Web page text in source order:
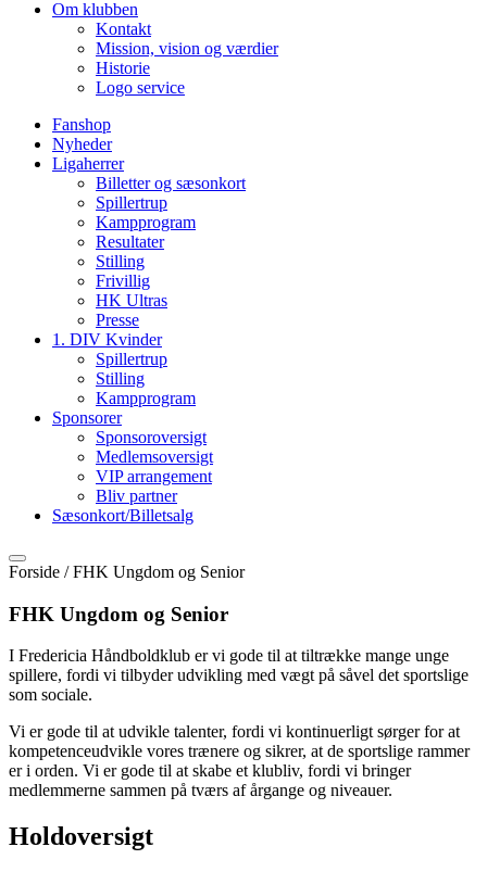
Om klubben
Kontakt
Mission, vision og værdier
Historie
Logo service
Fanshop
Nyheder
Ligaherrer
Billetter og sæsonkort
Spillertrup
Kampprogram
Resultater
Stilling
Frivillig
HK Ultras
Presse
1. DIV Kvinder
Spillertrup
Stilling
Kampprogram
Sponsorer
Sponsoroversigt
Medlemsoversigt
VIP arrangement
Bliv partner
Sæsonkort/Billetsalg
Forside /FHK Ungdom og Senior
FHK Ungdom og Senior
I Fredericia Håndboldklub er vi gode til at tiltrække mange unge
spillere, fordi vi tilbyder udvikling med vægt på såvel det sportslige
som sociale.
Vi er gode til at udvikle talenter, fordi vi kontinuerligt sørger for at
kompetenceudvikle vores trænere og sikrer, at de sportslige rammer
er i orden. Vi er gode til at skabe et klubliv, fordi vi bringer
medlemmerne sammen på tværs af årgange og niveauer.
Holdoversigt